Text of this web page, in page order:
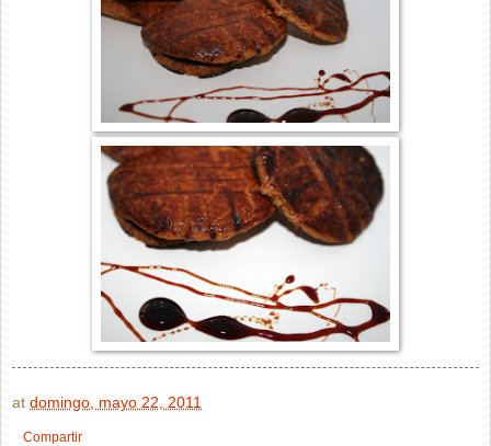
at domingo, mayo 22, 2011
Compartir